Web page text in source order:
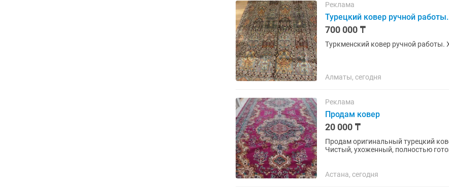
Реклама
Турецкий ковер ручной
700 000 ₸
Туркменский ковер ручной работы.
Алматы, сегодня
Реклама
Продам ковер
20 000 ₸
Продам оригинальный турецкий
Чистый, ухоженный, полностью
Астана, сегодня